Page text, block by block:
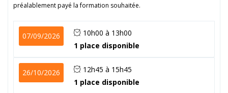
préalablement payé la formation souhaitée.
07/09/2026
10h00 à 13h00
1 place disponible
26/10/2026
12h45 à 15h45
1 place disponible